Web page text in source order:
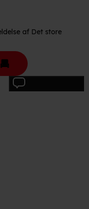
af Det store